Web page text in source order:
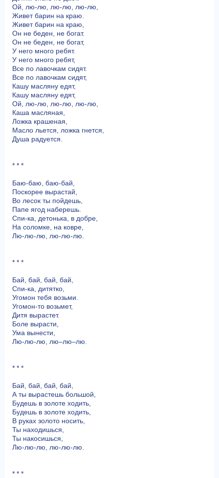
Ой, лю-лю, лю-лю, лю-лю,
Живет барин на краю.
Живет барин на краю,
Он не беден, не богат.
Он не беден, не богат,
У него много ребят.
У него много ребят,
Все по лавочкам сидят.
Все по лавочкам сидят,
Кашу масляну едят,
Кашу масляну едят,
Ой, лю-лю, лю-лю, лю-лю,
Каша масляная,
Ложка крашеная,
Масло льется, ложка гнется,
Душа радуется.
* * *
Баю-баю, баю-бай,
Поскорее вырастай,
Во лесок ты пойдешь,
Папе ягод наберешь.
Спи-ка, детонька, в добре,
На соломке, на ковре,
Лю-лю-лю, лю-лю-лю.
* * *
Бай, бай, бай, бай,
Спи-ка, дитятко,
Угомон тебя возьми.
Угомон-то возьмет,
Дитя вырастет.
Боле вырасти,
Ума вынести,
Лю-лю-лю, лю–лю–лю.
* * *
Бай, бай, бай, бай,
А ты вырастешь большой,
Будешь в золоте ходить,
Будешь в золоте ходить,
В руках золото носить,
Ты находишься,
Ты накосишься,
Лю-лю-лю, лю-лю-лю.
* * *